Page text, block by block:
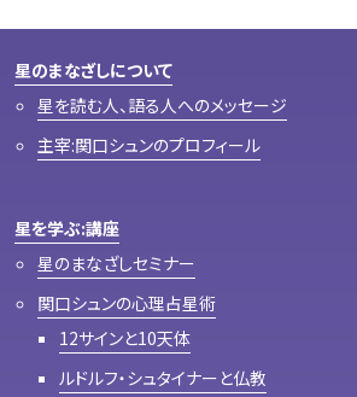
星のまなざしについて
星を読む人、語る人へのメッセージ
主宰:関口シュンのプロフィール
星を学ぶ:講座
星のまなざしセミナー
関口シュンの心理占星術
12サインと10天体
ルドルフ・シュタイナーと仏教